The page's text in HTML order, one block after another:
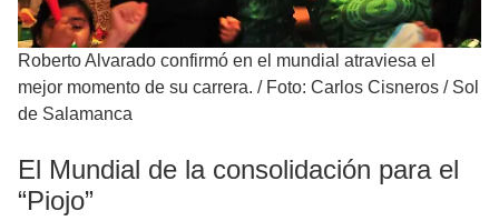
Roberto Alvarado confirmó en el mundial atraviesa el
mejor momento de su carrera. / Foto: Carlos Cisneros / Sol
de Salamanca
El Mundial de la consolidación para el
“Piojo”